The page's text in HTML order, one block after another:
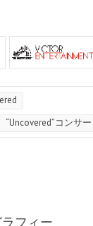
“Uncovered”コンサ
フィー